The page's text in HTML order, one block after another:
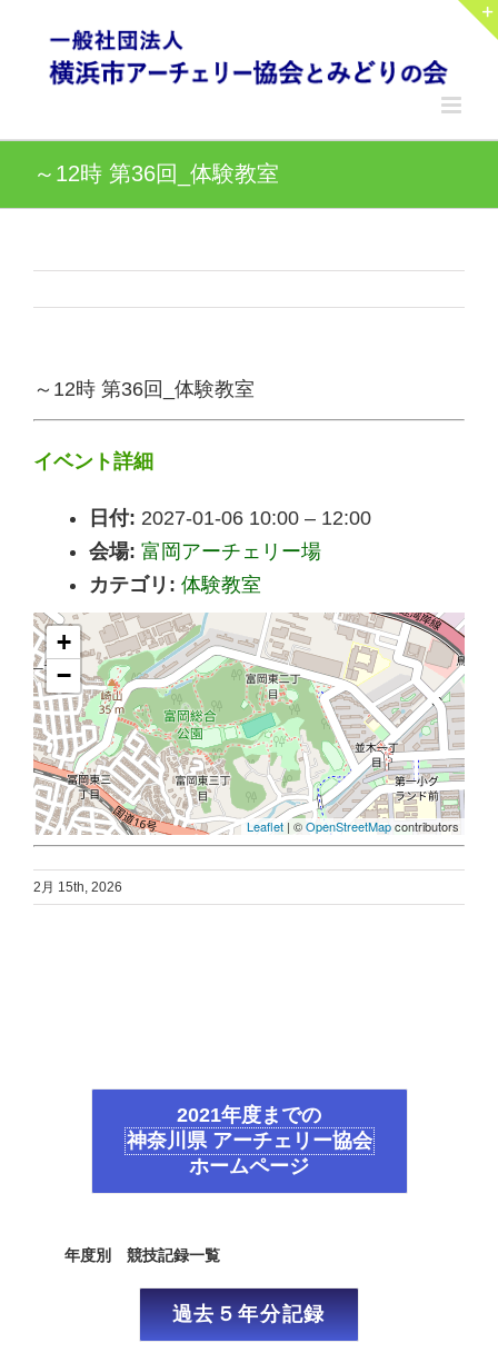
content
～12時 第36回_体験教室
～12時 第36回_体験教室
イベント詳細
日付: 2027-01-06 10:00 – 12:00
会場: 富岡アーチェリー場
カテゴリ: 体験教室
+
−
Leaflet | ©OpenStreetMapcontributors
2月 15th, 2026
2021年度までの
神奈川県 アーチェリー協会
ホームページ
年度別 競技記録一覧
過去５年分記録